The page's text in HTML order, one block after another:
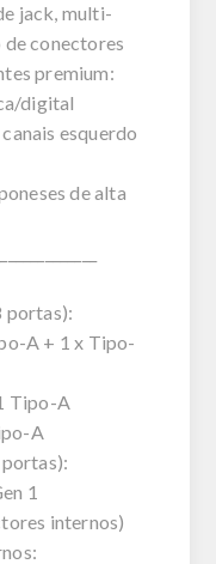
jack, multi-
conectores
premium:
digital
esquerdo
de alta
A + 1 x Tipo-
Tipo-A
A
1
internos)